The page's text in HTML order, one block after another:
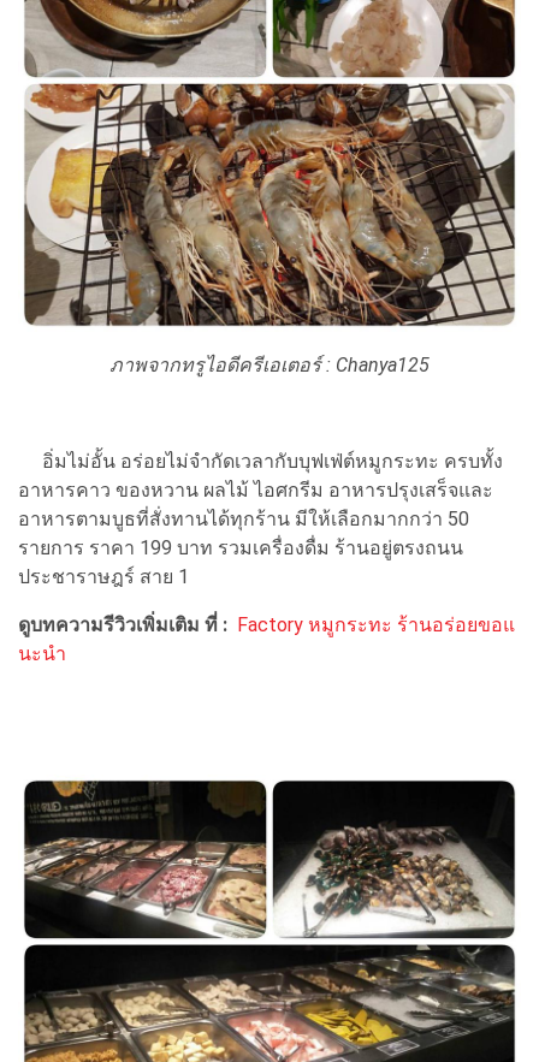
ภาพจากทรูไอดีครีเอเตอร์ : Chanya125
อิ่มไม่อั้น อร่อยไม่จำกัดเวลากับบุฟเฟ่ต์หมูกระทะ ครบทั้ง
อาหารคาว ของหวาน ผลไม้ ไอศกรีม อาหารปรุงเสร็จและ
อาหารตามบูธที่สั่งทานได้ทุกร้าน มีให้เลือกมากกว่า 50
รายการ ราคา 199 บาท รวมเครื่องดื่ม ร้านอยู่ตรงถนน
ประชาราษฎร์ สาย 1
ดูบทความรีวิวเพิ่มเติม ที่ : Factory หมูกระทะ ร้านอร่อยขอแ
นะนำ